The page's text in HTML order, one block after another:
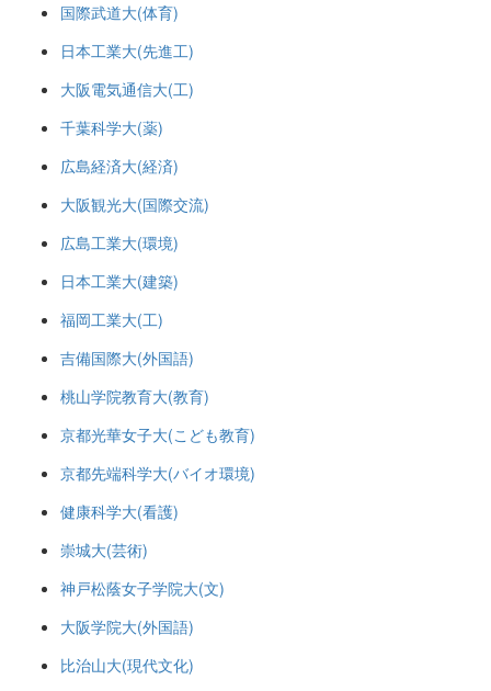
国際武道大(体育)
日本工業大(先進工)
大阪電気通信大(工)
千葉科学大(薬)
広島経済大(経済)
大阪観光大(国際交流)
広島工業大(環境)
日本工業大(建築)
福岡工業大(工)
吉備国際大(外国語)
桃山学院教育大(教育)
京都光華女子大(こども教育)
京都先端科学大(バイオ環境)
健康科学大(看護)
崇城大(芸術)
神戸松蔭女子学院大(文)
大阪学院大(外国語)
比治山大(現代文化)